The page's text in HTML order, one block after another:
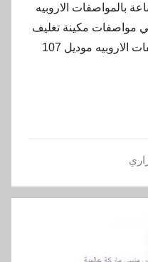
بالمواصفات الاروبيه
منسي مواصفات مكينة تغليف
شرنك اتوماتيك صناعة بالمواصفات الاروبيه موديل 107